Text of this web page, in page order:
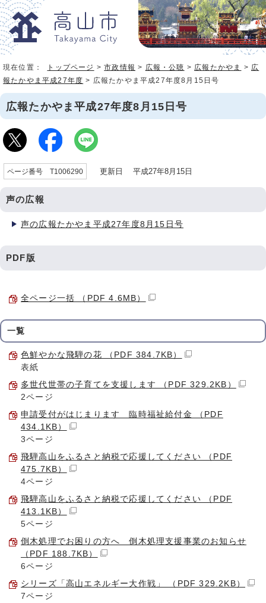
現在位置： トップページ >市政情報 > 広報・公聴 > 広報たかやま > 広
報たかやま平成27年度 > 広報たかやま平成27年度8月15日号
広報たかやま平成27年度8月15日号
ページ番号 T1006290 更新日 平成27年8月15日
声の広報
声の広報たかやま平成27年度8月15日号
PDF版
全ページ一括 （PDF 4.6MB）
一覧
色鮮やかな飛騨の花 （PDF 384.7KB）
表紙
多世代世帯の子育てを支援します （PDF 329.2KB）
2ページ
申請受付がはじまります 臨時福祉給付金 （PDF
434.1KB）
3ページ
飛騨高山をふるさと納税で応援してください （PDF
475.7KB）
4ページ
飛騨高山をふるさと納税で応援してください （PDF
413.1KB）
5ページ
倒木処理でお困りの方へ 倒木処理支援事業のお知らせ
（PDF 188.7KB）
6ページ
シリーズ「高山エネルギー大作戦」 （PDF 329.2KB）
7ページ